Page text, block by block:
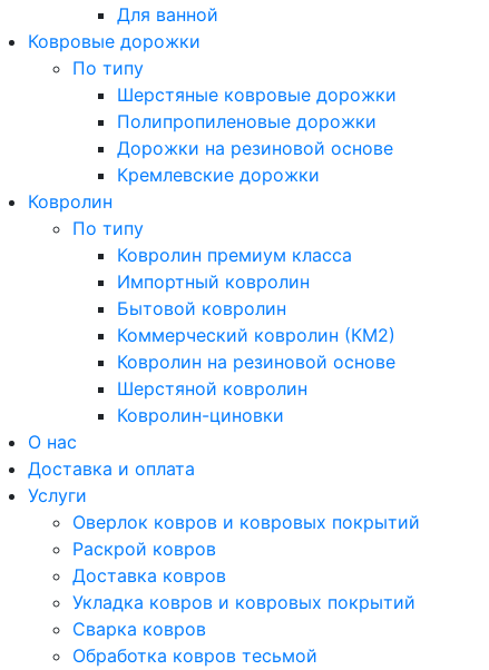
Для ванной
Ковровые дорожки
По типу
Шерстяные ковровые дорожки
Полипропиленовые дорожки
Дорожки на резиновой основе
Кремлевские дорожки
Ковролин
По типу
Ковролин премиум класса
Импортный ковролин
Бытовой ковролин
Коммерческий ковролин (КМ2)
Ковролин на резиновой основе
Шерстяной ковролин
Ковролин-циновки
О нас
Доставка и оплата
Услуги
Оверлок ковров и ковровых покрытий
Раскрой ковров
Доставка ковров
Укладка ковров и ковровых покрытий
Сварка ковров
Обработка ковров тесьмой